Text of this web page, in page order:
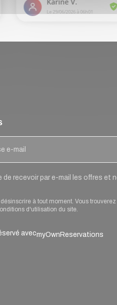
de recevoir par e-mail les offres et
à tout moment. Vous
d'utilisation du site.
avecmyOwnReservations